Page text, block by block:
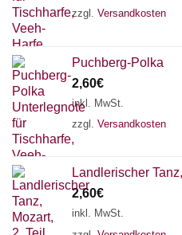
zzgl. Versandkosten
Puchberg-Polka
2,60€
inkl. MwSt.
zzgl. Versandkosten
Landlerischer
2,60€
inkl. MwSt.